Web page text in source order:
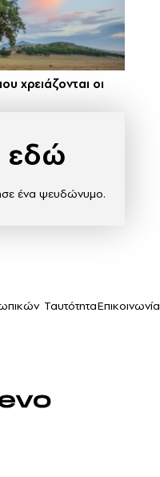
χρειάζονται οι
εδώ
ένα ψευδώνυμο.
ΤαυτότηταΕπικοινωνία